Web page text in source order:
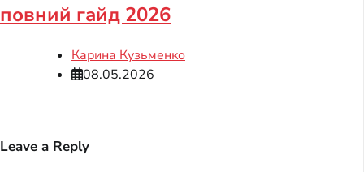
повний гайд 2026
Карина Кузьменко
08.05.2026
Leave a Reply